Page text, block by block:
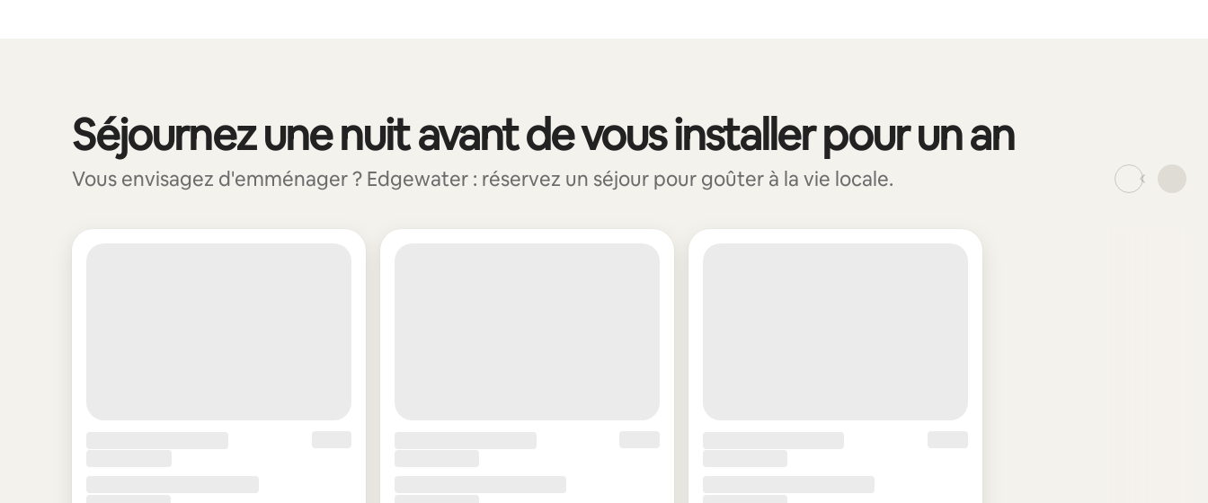
Séjournez une nuit avant de vous installer pour un an
Vous envisagez d'emménager ? Edgewater : réservez un séjour pour goûter à la vie locale.
0 sur 0 élément visible
_